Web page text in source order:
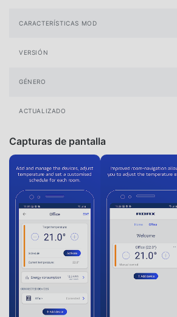
CARACTERÍSTICAS MOD
VERSIÓN
GÉNERO
ACTUALIZADO
Capturas de pantalla